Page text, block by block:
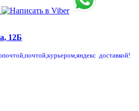
12Б
почтой,курьером,яндекс доставкой!